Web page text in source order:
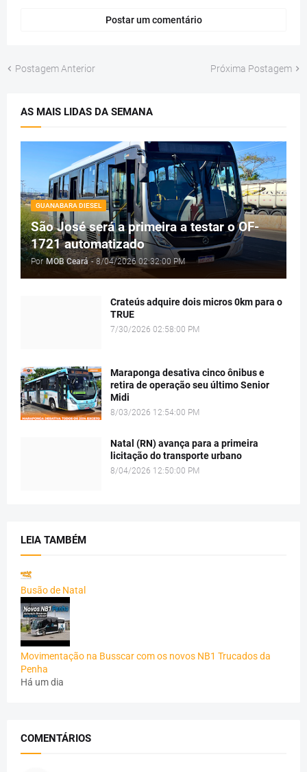
Postar um comentário
Postagem Anterior Próxima Postagem
AS MAIS LIDAS DA SEMANA
GUANABARA DIESEL
São José será a primeira a testar o OF-
1721 automatizado
Por MOB Ceará - 8/04/2026 02:32:00 PM
Crateús adquire dois micros 0km para o
TRUE
7/30/2026 02:58:00 PM
Maraponga desativa cinco ônibus e
retira de operação seu último Senior
Midi
8/03/2026 12:54:00 PM
Natal (RN) avança para a primeira
licitação do transporte urbano
8/04/2026 12:50:00 PM
LEIA TAMBÉM
Busão de Natal
Movimentação na Busscar com os novos NB1 Trucados da
Penha
Há um dia
COMENTÁRIOS